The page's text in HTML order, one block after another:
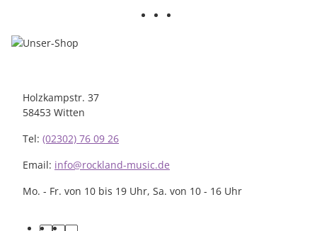
Holzkampstr. 37
58453 Witten
Tel: (02302) 76 09 26
Email: info@rockland-music.de
Mo. - Fr. von 10 bis 19 Uhr, Sa. von 10 - 16 Uhr